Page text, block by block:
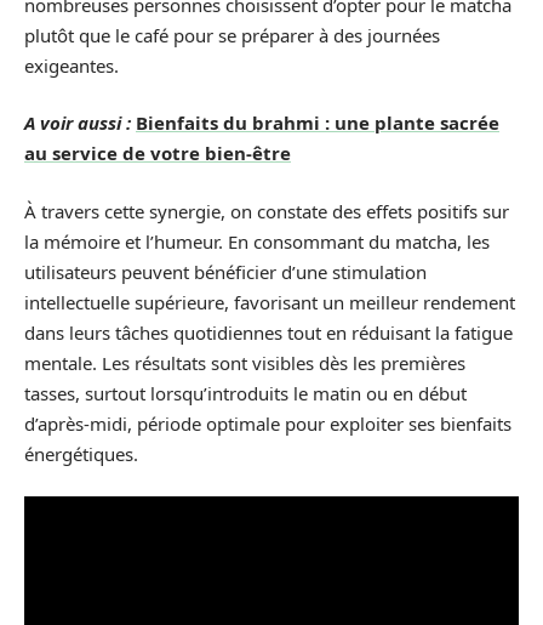
plutôt que le café pour se préparer à des journées
exigeantes.
A voir aussi : Bienfaits du brahmi : une plante sacrée
au service de votre bien-être
À travers cette synergie, on constate des effets positifs sur
la mémoire et l’humeur. En consommant du matcha, les
utilisateurs peuvent bénéficier d’une stimulation
intellectuelle supérieure, favorisant un meilleur rendement
dans leurs tâches quotidiennes tout en réduisant la fatigue
mentale. Les résultats sont visibles dès les premières
tasses, surtout lorsqu’introduits le matin ou en début
d’après-midi, période optimale pour exploiter ses bienfaits
énergétiques.